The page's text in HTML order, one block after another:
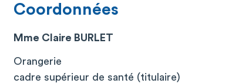
Coordonnées
Mme Claire BURLET
Orangerie
cadre supérieur de santé (titulaire)